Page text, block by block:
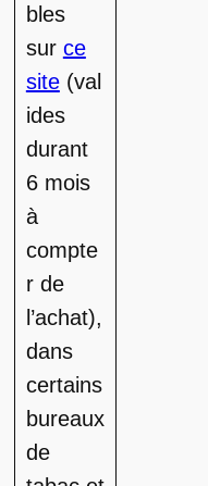
bles
sur ce
site(val
ides
durant
6 mois
à
compte
r de
l’achat),
dans
certains
bureaux
de